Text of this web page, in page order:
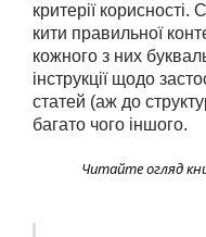
критерії
кити правильної
кожного з них
інструкції щодо
статей (аж до
багато чого іншого.
Читайте огляд